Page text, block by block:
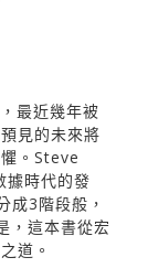
最近幾年被
見的未來將
。Steve
據時代的發
成3階段般，
，這本書從宏
道。